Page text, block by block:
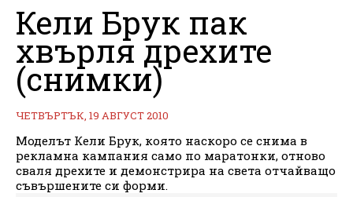
Кели Брук пак
хвърля дрехите
(снимки)
ЧЕТВЪРТЪК, 19 АВГУСТ 2010
Моделът Кели Брук, която наскоро се снима в
рекламна кампания само по маратонки, отново
сваля дрехите и демонстрира на света отчайващо
съвършените си форми.